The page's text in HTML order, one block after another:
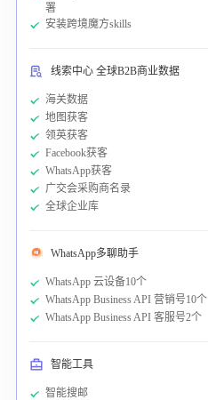
署
安装跨境魔方skills
线索中心 全球B2B商业数据
海关数据
地图获客
领英获客
Facebook获客
WhatsApp获客
广交会采购商名录
全球企业库
WhatsApp多聊助手
WhatsApp 云设备10个
WhatsApp Business API 营销号10个
WhatsApp Business API 客服号2个
智能工具
智能搜邮